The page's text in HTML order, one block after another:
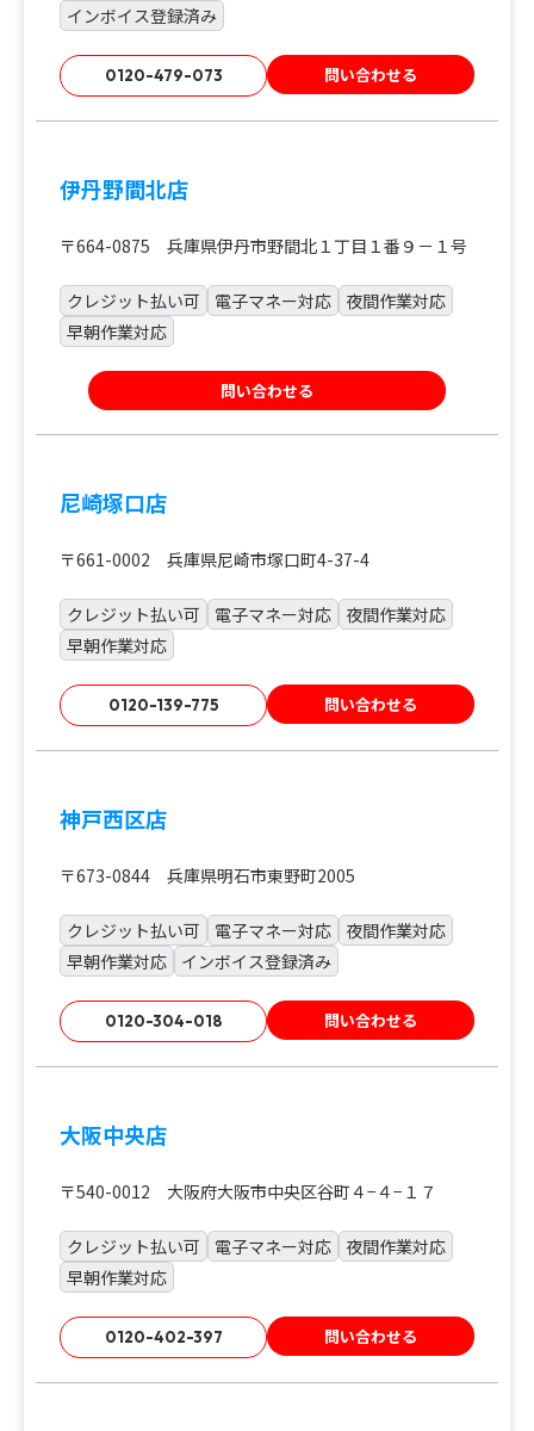
インボイス登録済み
0120-479-073 問い合わせる
伊丹野間北店
〒664-0875 兵庫県伊丹市野間北１丁目１番９－１号
クレジット払い可 電子マネー対応
夜間作業対応
早朝作業対応
問い合わせる
尼崎塚口店
〒661-0002 兵庫県尼崎市塚口町4-37-4
クレジット払い可 電子マネー対応
夜間作業対応
早朝作業対応
0120-139-775 問い合わせる
神戸西区店
〒673-0844 兵庫県明石市東野町2005
クレジット払い可 電子マネー対応
夜間作業対応
早朝作業対応
インボイス登録済み
0120-304-018 問い合わせる
大阪中央店
〒540-0012 大阪府大阪市中央区谷町４−４−１７
クレジット払い可 電子マネー対応
夜間作業対応
早朝作業対応
0120-402-397 問い合わせる